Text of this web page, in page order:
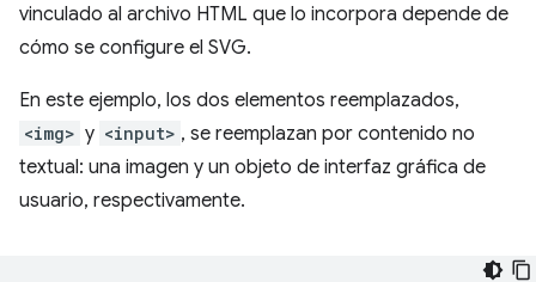
vinculado al archivo HTML que lo incorpora depende de
cómo se configure el SVG.
En este ejemplo, los dos elementos reemplazados,
<img> y <input> , se reemplazan por contenido no
textual: una imagen y un objeto de interfaz gráfica de
usuario, respectivamente.